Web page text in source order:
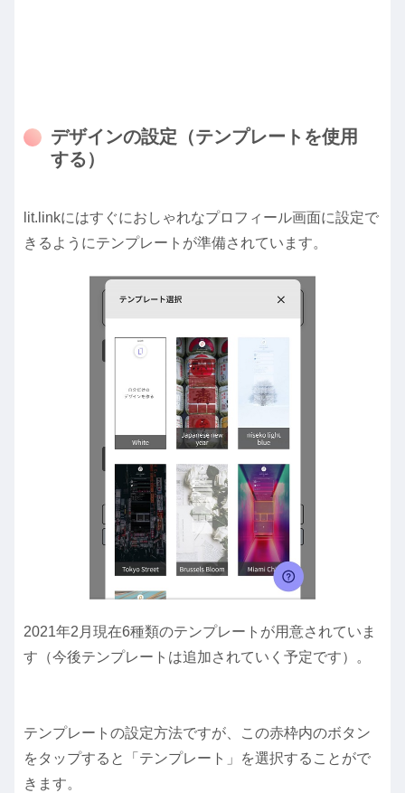
デザインの設定（テンプレートを使用
する）
lit.linkにはすぐにおしゃれなプロフィール画面に設定で
きるようにテンプレートが準備されています。
2021年2月現在6種類のテンプレートが用意されていま
す（今後テンプレートは追加されていく予定です）。
テンプレートの設定方法ですが、この赤枠内のボタン
をタップすると「テンプレート」を選択することがで
きます。